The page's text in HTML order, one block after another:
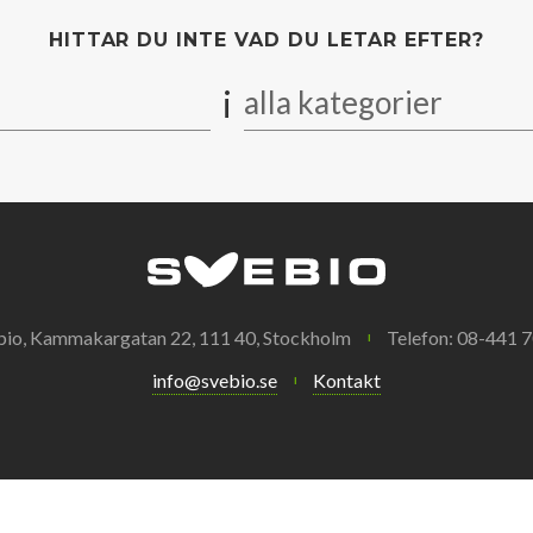
HITTAR DU INTE VAD DU LETAR EFTER?
i alla kategorier
Kammakargatan 22, 111 40, Stockholm
Telefon: 08-441
info@svebio.se
Kontakt